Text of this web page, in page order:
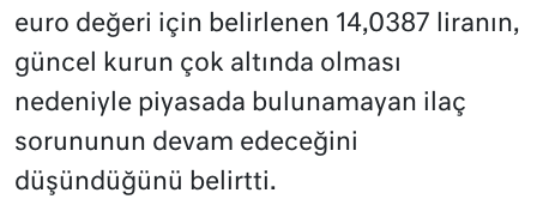
euro değeri için belirlenen 14,0387 liranın,
güncel kurun çok altında olması
nedeniyle piyasada bulunamayan ilaç
sorununun devam edeceğini
düşündüğünü belirtti.